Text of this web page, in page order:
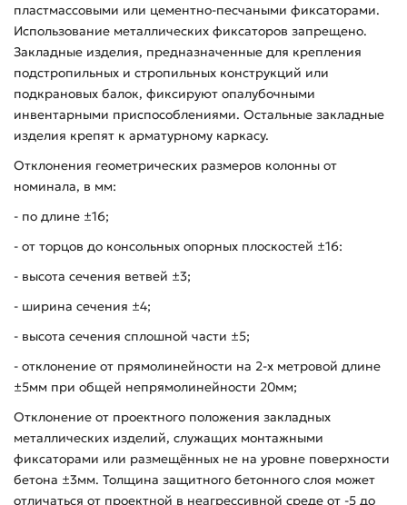
пластмассовыми или цементно-песчаными фиксаторами.
Использование металлических фиксаторов запрещено.
Закладные изделия, предназначенные для крепления
подстропильных и стропильных конструкций или
подкрановых балок, фиксируют опалубочными
инвентарными приспособлениями. Остальные закладные
изделия крепят к арматурному каркасу.
Отклонения геометрических размеров колонны от
номинала, в мм:
- по длине ±16;
- от торцов до консольных опорных плоскостей ±16:
- высота сечения ветвей ±3;
- ширина сечения ±4;
- высота сечения сплошной части ±5;
- отклонение от прямолинейности на 2-х метровой длине
±5мм при общей непрямолинейности 20мм;
Отклонение от проектного положения закладных
металлических изделий, служащих монтажными
фиксаторами или размещённых не на уровне поверхности
бетона ±3мм. Толщина защитного бетонного слоя может
отличаться от проектной в неагрессивной среде от -5 до